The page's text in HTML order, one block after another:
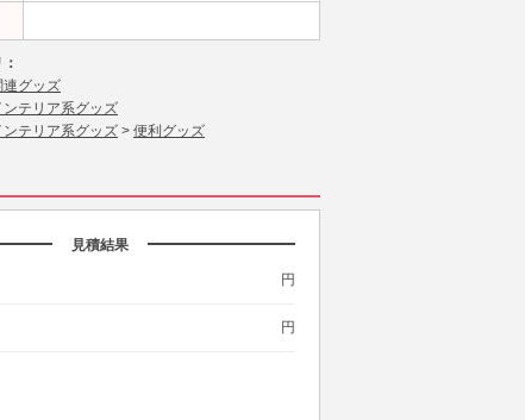
連グッズ
テリア系グッズ
テリア系グッズ > 便利グッズ
見積結果
円
円